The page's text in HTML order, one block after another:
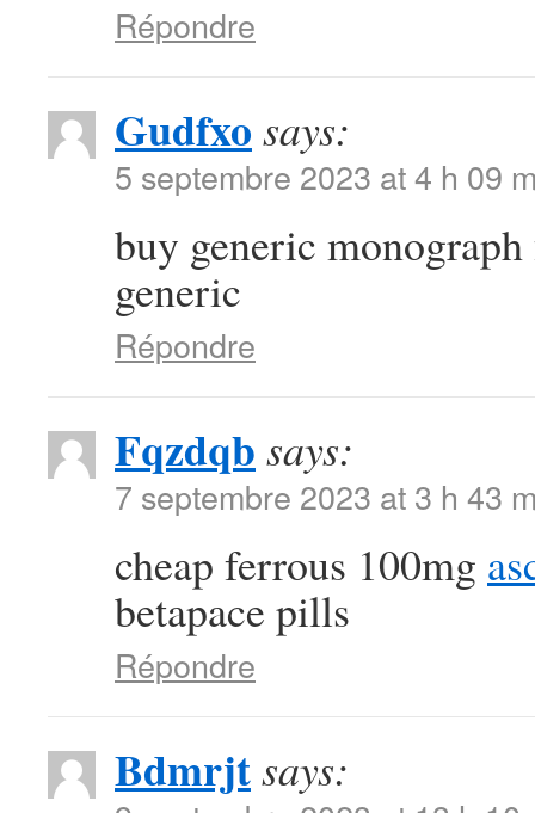
Répondre
Gudfxo says:
5 septembre 2023 at 4 h 09
buy generic
generic
Répondre
Fqzdqb says:
7 septembre 2023 at 3 h 43
cheap ferrous 100mg
betapace pills
Répondre
Bdmrjtsays: